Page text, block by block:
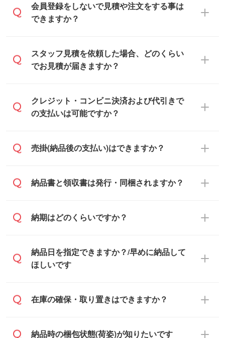
会員登録をしないで見積や注文をする事は
できますか？
可能です。見積・注文フォームにて『ゲス
トのまま進む』ボタンからお進みのうえ、
スタッフ見積を依頼した場合、どのくらい
でお見積が届きますか？
通常、翌営業日までにお送りしておりま
す。混雑状況によっては、お時間をいただ
翌営業日以降のご連絡となります。
クレジット・コンビニ決済および代引きで
の支払いは可能ですか？
銀行振込のみのご対応となります。
売掛(納品後の支払い)はできますか？
基本的には先入金をお願いしております
に対応可能です。
人様からご注文いただく場合でも、お支払
い元が学校や幼稚園・保育園であれば、同
す。
納品書と領収書は発行・同梱されますか？
納品書・領収書は ご依頼をいただいた場合
でお送りします。
原本の郵送をご希望の場合は、担当スタッ
備考欄』よりお知らせください。
納期はどのくらいですか？
・印刷する場合(500個程度)
ご入金、イメージ画像の校了から約2週間
・商品のみ注文する場合(サンプル購入を含
納品日を指定できますか？/早めに納品して
ほしいです
ご希望の納期がある場合は、お問い合わ
在庫の確保・取り置きはできますか？
ご入金確認後に在庫を確保し、注文確定の
納品時の梱包状態(荷姿)が知りたいです